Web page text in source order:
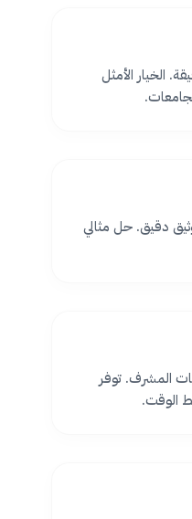
الخيار الأمثل
دقيق. حل مثالي
المشرف. توفر
الوقت.